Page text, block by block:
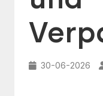
30-06-2026